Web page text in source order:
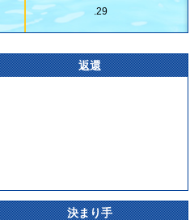
.29
返還
決まり手